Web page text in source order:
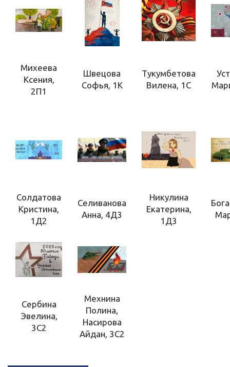
Михеева
Ксения,
2П1
Швецова
Софья, 1К
Тукумбетова
Вилена, 1С
Солдатова
Кристина,
1Д2
Селиванова
Анна, 4Д3
Никулина
Екатерина,
1Д3
Сербина
Эвелина,
3С2
Мехнина
Полина,
Насирова
Айдан, 3С2